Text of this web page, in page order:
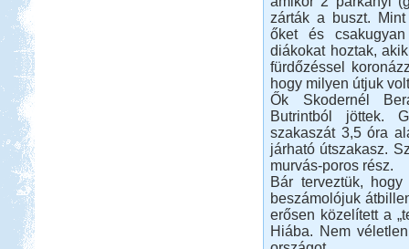
zárták a buszt.
őket és
diákokat hoztak,
fürdőzéssel
hogy milyen útjuk
Ők Skodernél
Butrintból jöttek.
szakaszát 3,5 óra
járható útszakasz.
murvás-poros rész.
Bár terveztük,
beszámolójuk
erősen közelített a
Hiába. Nem